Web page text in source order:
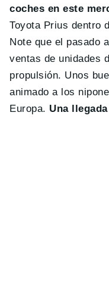
coches en este
Toyota Prius dentro
Note que el pasado
ventas de unidades
propulsión. Unos
animado a los
Europa. Una